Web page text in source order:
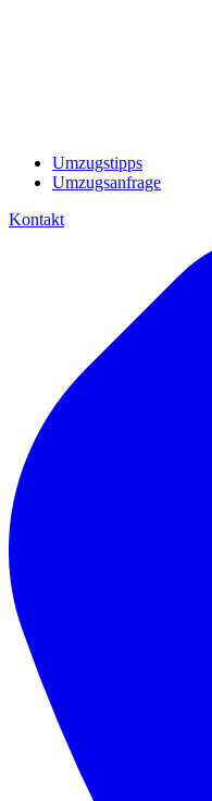
Umzugstipps
Umzugsanfrage
Kontakt